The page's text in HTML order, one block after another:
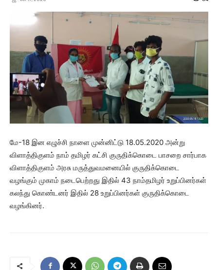
மே-18 இன எழுச்சி நாளை முன்னிட்டு 18.05.2020 அன்று
விளாத்திகுளம் நாம் தமிழர் கட்சி குருதிக்கொடை பாசறை சார்பாக
விளாத்திகுளம் அரசு மருத்துவமனையில் குருதிக்கொடை
வழங்கும் முகாம் நடைபெற்றது இதில் 43 நாம்தமிழர் உறுப்பினர்கள்
கலந்து கொண்டனர் இதில் 28 உறுப்பினர்கள் குருதிக்கொடை
வழங்கினர்.